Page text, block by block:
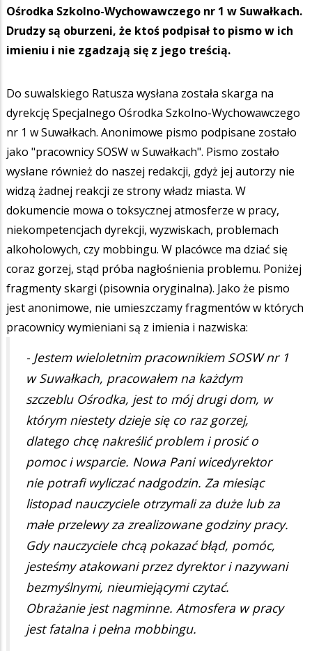
Ośrodka Szkolno-Wychowawczego nr 1 w Suwałkach.
Drudzy są oburzeni, że ktoś podpisał to pismo w ich
imieniu i nie zgadzają się z jego treścią.
Do suwalskiego Ratusza wysłana została skarga na
dyrekcję Specjalnego Ośrodka Szkolno-Wychowawczego
nr 1 w Suwałkach. Anonimowe pismo podpisane zostało
jako "pracownicy SOSW w Suwałkach". Pismo zostało
wysłane również do naszej redakcji, gdyż jej autorzy nie
widzą żadnej reakcji ze strony władz miasta. W
dokumencie mowa o toksycznej atmosferze w pracy,
niekompetencjach dyrekcji, wyzwiskach, problemach
alkoholowych, czy mobbingu. W placówce ma dziać się
coraz gorzej, stąd próba nagłośnienia problemu. Poniżej
fragmenty skargi (pisownia oryginalna). Jako że pismo
jest anonimowe, nie umieszczamy fragmentów w których
pracownicy wymieniani są z imienia i nazwiska:
- Jestem wieloletnim pracownikiem SOSW nr 1
w Suwałkach, pracowałem na każdym
szczeblu Ośrodka, jest to mój drugi dom, w
którym niestety dzieje się co raz gorzej,
dlatego chcę nakreślić problem i prosić o
pomoc i wsparcie. Nowa Pani wicedyrektor
nie potrafi wyliczać nadgodzin. Za miesiąc
listopad nauczyciele otrzymali za duże lub za
małe przelewy za zrealizowane godziny pracy.
Gdy nauczyciele chcą pokazać błąd, pomóc,
jesteśmy atakowani przez dyrektor i nazywani
bezmyślnymi, nieumiejącymi czytać.
Obrażanie jest nagminne. Atmosfera w pracy
jest fatalna i pełna mobbingu.